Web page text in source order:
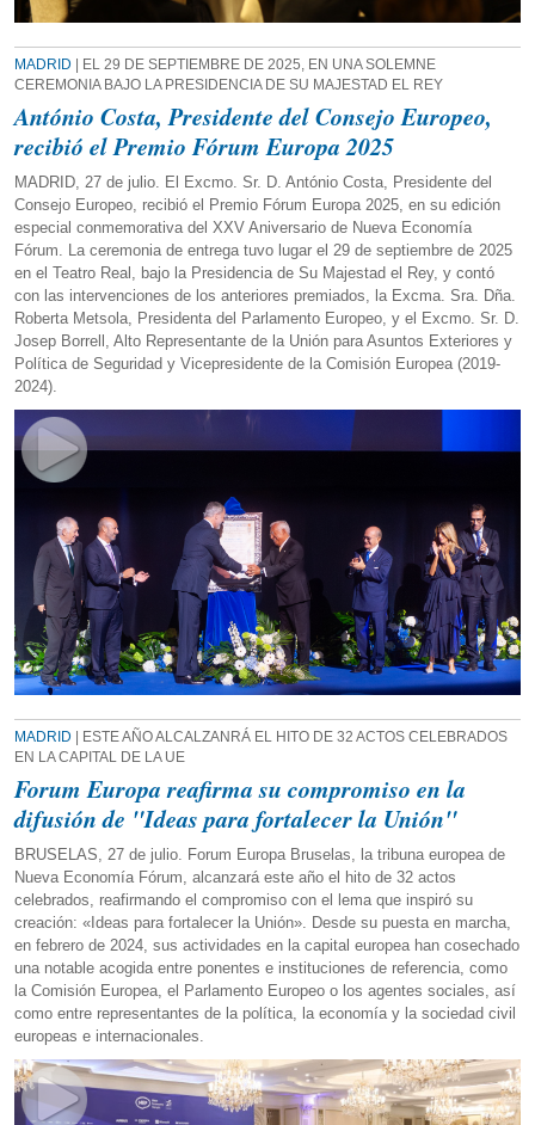
MADRID | EL 29 DE SEPTIEMBRE DE 2025, EN UNA SOLEMNE
CEREMONIA BAJO LA PRESIDENCIA DE SU MAJESTAD EL REY
António Costa, Presidente del Consejo Europeo,
recibió el Premio Fórum Europa 2025
MADRID, 27 de julio. El Excmo. Sr. D. António Costa, Presidente del
Consejo Europeo, recibió el Premio Fórum Europa 2025, en su edición
especial conmemorativa del XXV Aniversario de Nueva Economía
Fórum. La ceremonia de entrega tuvo lugar el 29 de septiembre de 2025
en el Teatro Real, bajo la Presidencia de Su Majestad el Rey, y contó
con las intervenciones de los anteriores premiados, la Excma. Sra. Dña.
Roberta Metsola, Presidenta del Parlamento Europeo, y el Excmo. Sr. D.
Josep Borrell, Alto Representante de la Unión para Asuntos Exteriores y
Política de Seguridad y Vicepresidente de la Comisión Europea (2019-
2024).
MADRID | ESTE AÑO ALCALZANRÁ EL HITO DE 32 ACTOS CELEBRADOS
EN LA CAPITAL DE LA UE
Forum Europa reafirma su compromiso en la
difusión de "Ideas para fortalecer la Unión"
BRUSELAS, 27 de julio. Forum Europa Bruselas, la tribuna europea de
Nueva Economía Fórum, alcanzará este año el hito de 32 actos
celebrados, reafirmando el compromiso con el lema que inspiró su
creación: «Ideas para fortalecer la Unión». Desde su puesta en marcha,
en febrero de 2024, sus actividades en la capital europea han cosechado
una notable acogida entre ponentes e instituciones de referencia, como
la Comisión Europea, el Parlamento Europeo o los agentes sociales, así
como entre representantes de la política, la economía y la sociedad civil
europeas e internacionales.